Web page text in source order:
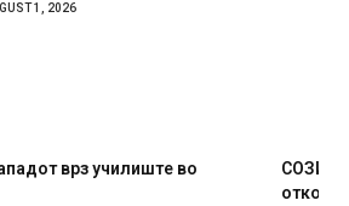
1, 2026
повеќе им веруваат на генералите